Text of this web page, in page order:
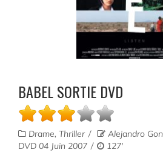
BABEL SORTIE DVD
Drame, Thriller Alejandro
DVD 04 Juin 2007
127'